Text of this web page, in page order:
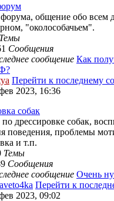
общение обо всем
"околособачьем".
Темы
Сообщения
сообщение Как
Перейти к последнему
2023, 16:36
собак
дрессировке собак,
поведения, проблемы
и т.п.
Темы
Сообщения
сообщение Очень
Перейти к
2023, 09:02